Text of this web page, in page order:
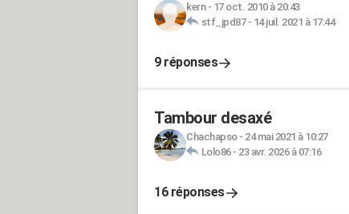
kern- 17 oct. 2010 à 20:43
stf_jpd87- 14 juil. 2021 à 17:44
9 réponses
Tambour desaxé
Chachapso- 24 mai 2021 à 10:27
Lolo86- 23 avr. 2026 à 07:16
16 réponses